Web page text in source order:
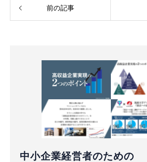
前の記事
中小企業経営者のための